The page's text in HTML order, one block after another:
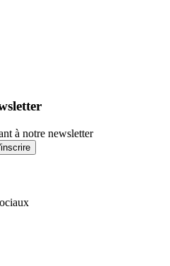
à notre newsletter